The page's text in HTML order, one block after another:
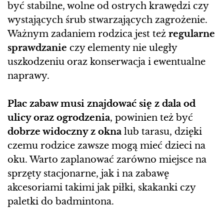
być stabilne, wolne od ostrych krawędzi czy
wystających śrub stwarzających zagrożenie.
Ważnym zadaniem rodzica jest też regularne
sprawdzanie czy elementy nie uległy
uszkodzeniu oraz konserwacja i ewentualne
naprawy.
Plac zabaw musi znajdować się z dala od
ulicy oraz ogrodzenia, powinien też być
dobrze widoczny z okna lub tarasu, dzięki
czemu rodzice zawsze mogą mieć dzieci na
oku. Warto zaplanować zarówno miejsce na
sprzęty stacjonarne, jak i na zabawę
akcesoriami takimi jak piłki, skakanki czy
paletki do badmintona.